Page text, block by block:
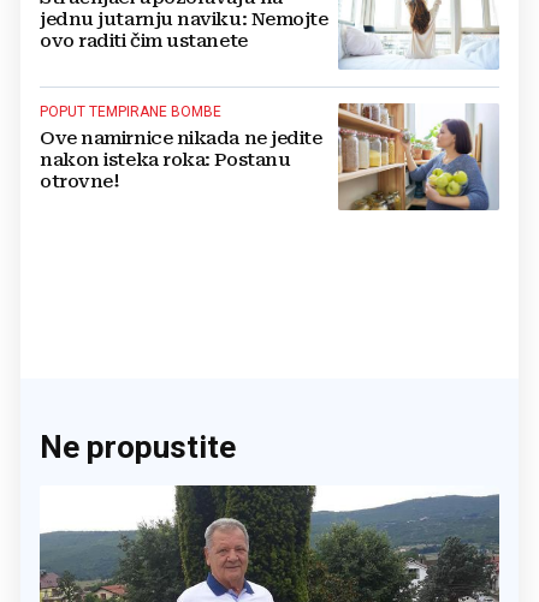
jednu jutarnju naviku: Nemojte
ovo raditi čim ustanete
POPUT TEMPIRANE BOMBE
Ove namirnice nikada ne jedite
nakon isteka roka: Postanu
otrovne!
Ne propustite